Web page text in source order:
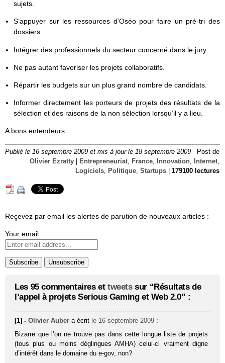
sujets.
S’appuyer sur les ressources d’Oséo pour faire un pré-tri des
dossiers.
Intégrer des professionnels du secteur concerné dans le jury.
Ne pas autant favoriser les projets collaboratifs.
Répartir les budgets sur un plus grand nombre de candidats.
Informer directement les porteurs de projets des résultats de la
sélection et des raisons de la non sélection lorsqu’il y a lieu.
A bons entendeurs…
Publié le 16 septembre 2009 et mis à jour le 18 septembre 2009
Post de
Olivier Ezratty
Entrepreneuriat, France, Innovation, Internet,
Logiciels, Politique, Startups 179100 lectures
Reçevez par email les alertes de parution de nouveaux articles :
Your email:
Les 95 commentaires et tweetssur “Résultats de
l’appel à projets Serious Gaming et Web 2.0” :
[1] -Olivier Auber a écrit le 16 septembre 2009 :
Bizarre que l’on ne trouve pas dans cette longue liste de projets
(tous plus ou moins déglingues AMHA) celui-ci vraiment digne
d’intérêt dans le domaine du e-gov, non?